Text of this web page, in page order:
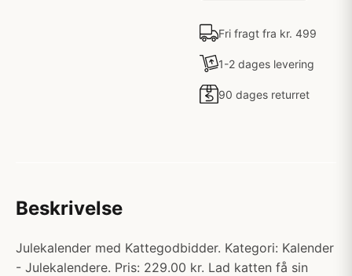
Fri fragt fra kr. 499
1-2 dages levering
90 dages returret
Beskrivelse
Julekalender med Kattegodbidder. Kategori: Kalender
- Julekalendere. Pris: 229.00 kr. Lad katten få sin